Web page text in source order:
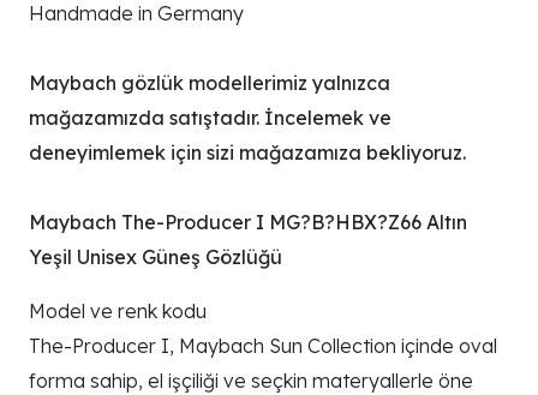
Handmade in Germany
Maybach gözlük modellerimiz yalnızca
mağazamızda satıştadır. İncelemek ve
deneyimlemek için sizi mağazamıza bekliyoruz.
Maybach The-Producer I MG?B?HBX?Z66 Altın
Yeşil Unisex Güneş Gözlüğü
Model ve renk kodu
The-Producer I, Maybach Sun Collection içinde oval
forma sahip, el işçiliği ve seçkin materyallerle öne